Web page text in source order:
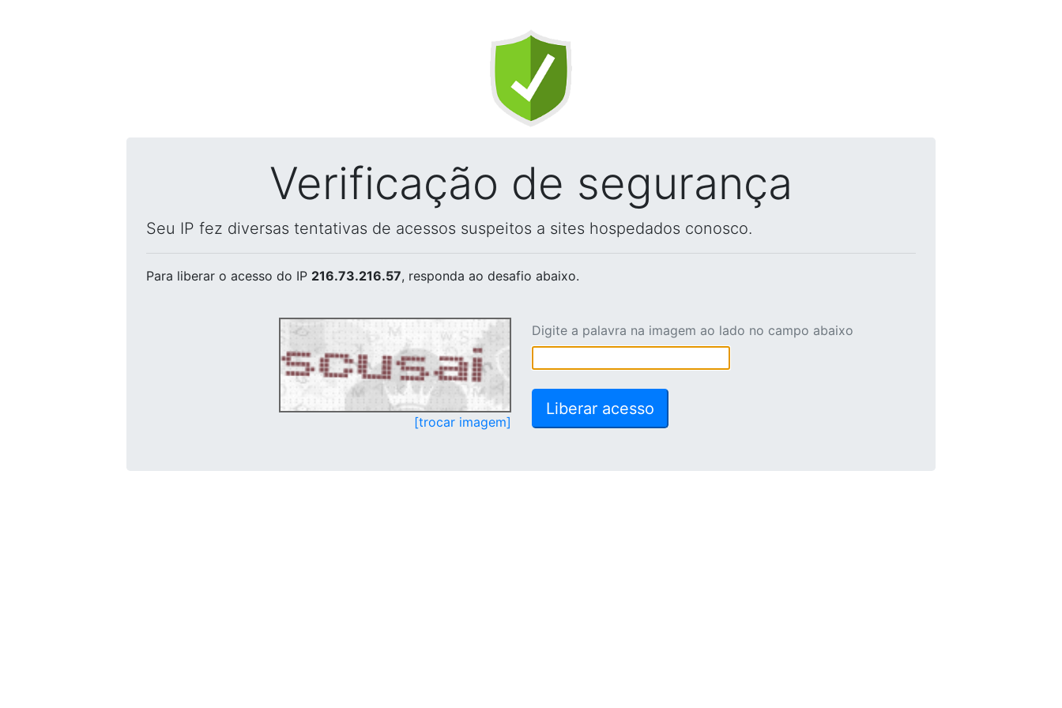
Verificação de segurança
Seu IP fez diversas tentativas de acessos suspeitos a sites hospedados conosco.
Para liberar o acesso do IP 216.73.216.57, responda ao desafio abaixo.
[trocar imagem]
Digite a palavra na imagem ao lado no campo abaixo